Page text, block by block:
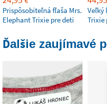
Prispôsobiteľná fľaša Mrs.
Elephant Trixie pre deti
Veľký
Trixie
Ďalšie zaujímavé